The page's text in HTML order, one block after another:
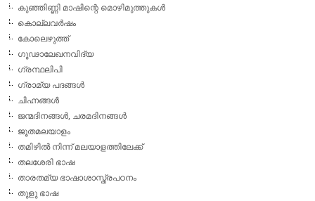
കുഞ്ഞിണ്ണി മാഷിന്റെ മൊഴിമുത്തുകള്‍
കൊല്ലവര്‍ഷം
കോലെഴുത്ത്
ഗൂഢാലേഖനവിദ്യ
ഗ്രന്ഥലിപി
ഗ്രാമ്യ പദങ്ങള്‍
ചിഹ്നങ്ങള്‍
ജന്മദിനങ്ങള്‍, ചരമദിനങ്ങള്‍
ജൂതമലയാളം
തമിഴില്‍ നിന്ന് മലയാളത്തിലേക്ക്
തലശേരി ഭാഷ
താരതമ്യ ഭാഷാശാസ്ത്രപഠനം
തുളു ഭാഷ